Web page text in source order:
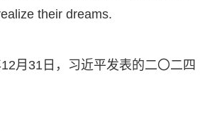
their dreams.
月31日，习近平发表的二〇二四